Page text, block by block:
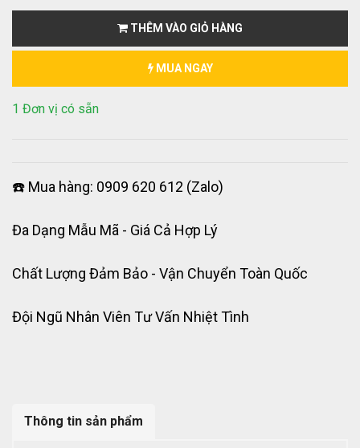
THÊM VÀO GIỎ HÀNG
MUA NGAY
1 Đơn vị có sẵn
☎️ Mua hàng: 0909 620 612 (Zalo)
Đa Dạng Mẫu Mã - Giá Cả Hợp Lý
Chất Lượng Đảm Bảo - Vận Chuyển Toàn Quốc
Đội Ngũ Nhân Viên Tư Vấn Nhiệt Tình
Thông tin sản phẩm